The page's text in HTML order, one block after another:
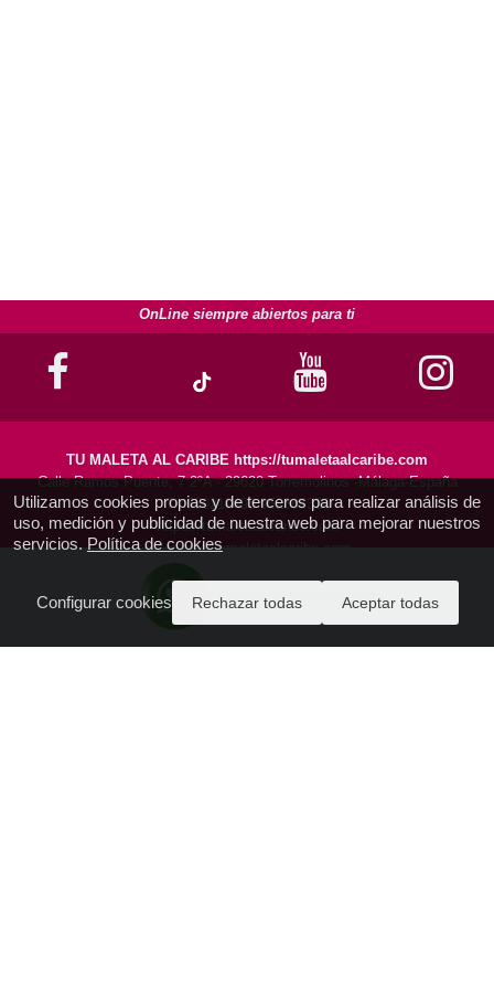
ENVIANOS WhatsApp AQUI
Utilizamos cookies propias y de terceros para realizar análisis de
uso, medición y publicidad de nuestra web para mejorar nuestros
servicios.Política de cookies
Configurar cookies Rechazar todas Aceptar todas
OnLine siempre abiertos para ti
TU MALETA AL CARIBE https://tumaletaalcaribe.com
Calle Ramos Puente, 7 2ºA - 29620 Torremolinos -Málaga-España
T.: 650219493 952385328
https://tumaletaalcaribe.com
reservas@tumaletaalcaribe.com